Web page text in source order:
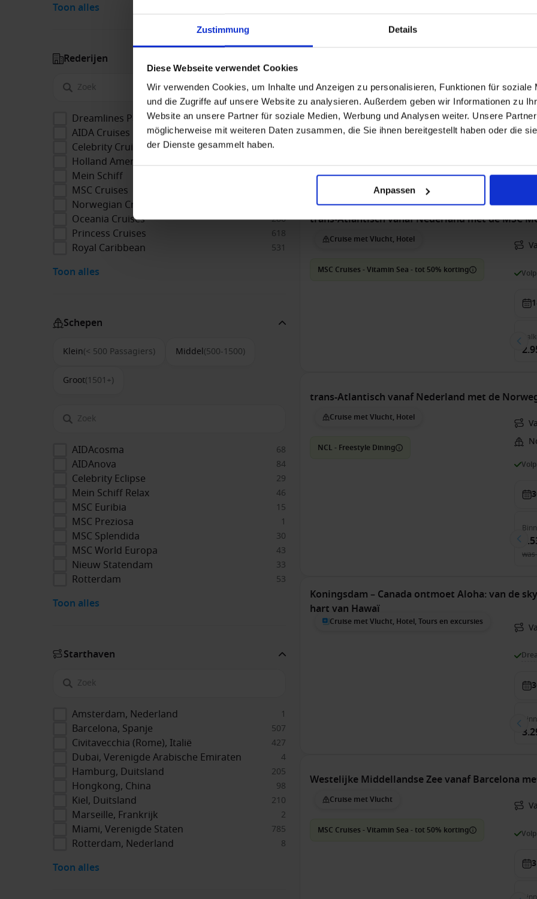
Zustimmung Details
Diese Webseite verwendet Cookies
Wir verwenden Cookies, um Inhalte und Anzeigen zu personalisieren, Funktionen für soziale
und die Zugriffe auf unsere Website zu analysieren. Außerdem geben wir Informationen zu
Website an unsere Partner für soziale Medien, Werbung und Analysen weiter. Unsere
möglicherweise mit weiteren Daten zusammen, die Sie ihnen bereitgestellt haben oder die
der Dienste gesammelt haben.
Anpassen
Toon alles
Rederijen
Dreamlines Package 13
AIDA Cruises 946
Celebrity Cruises 341
Holland America Line
Mein Schiff
MSC Cruises
Norwegian Cruise Line
Oceania Cruises 286
Princess Cruises 618
Royal Caribbean 531
Toon alles
Schepen
Klein(< 500 Passagiers) Middel(500-1500)
Groot(1501+)
AIDAcosma 68
AIDAnova 84
Celebrity Eclipse 29
Mein Schiff Relax 46
MSC Euribia 15
MSC Preziosa 1
MSC Splendida 30
MSC World Europa 43
Nieuw Statendam 33
Rotterdam 53
Toon alles
Start­haven
Amsterdam, Nederland 1
Barcelona, Spanje 507
Civitavecchia (Rome), Italië 427
Dubai, Verenigde Arabische Emiraten 4
Hamburg, Duitsland 205
Hongkong, China 98
Kiel, Duitsland 210
Marseille, Frankrijk 2
Miami, Verenigde Staten 785
Rotterdam, Nederland 8
Toon alles
Canarische Eilanden vanaf Las Palmas met de
Premium All Inclusive inbegrepen!
trans-Atlantisch vanaf Nederland met de MSC
Cruise met Vlucht, Hotel
MSC Cruises - Vitamin Sea - tot 50% korting
trans-Atlantisch vanaf Nederland met de
Cruise met Vlucht, Hotel
NCL - Freestyle Dining
was
Koningsdam – Canada ontmoet Aloha: van de
hart van Hawaï
Cruise met Vlucht, Hotel, Tours en excursies
Westelijke Middellandse Zee vanaf Barcelona
Cruise met Vlucht
MSC Cruises - Vitamin Sea - tot 50% korting